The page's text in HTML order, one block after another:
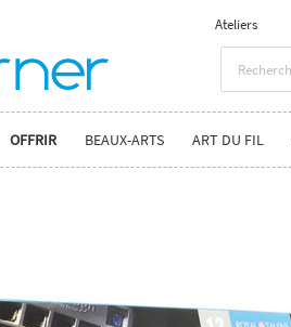
Ateliers
OFFRIR BEAUX-ARTS ART DU FIL